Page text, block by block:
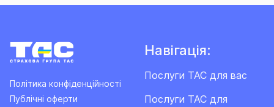
Політика конфіденційності
Публічні оферти
Навігація:
Послуги ТАС для вас
Послуги ТАС для